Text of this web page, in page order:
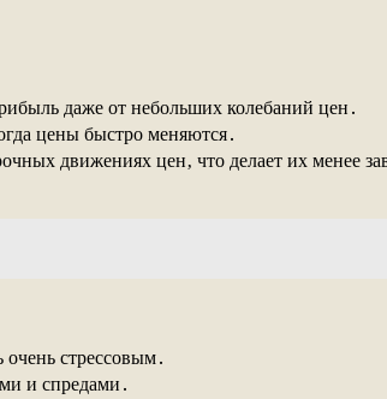
даже от небольших колебаний цен․
цены быстро меняются․
движениях цен‚ что делает их менее
стрессовым․
и спредами․